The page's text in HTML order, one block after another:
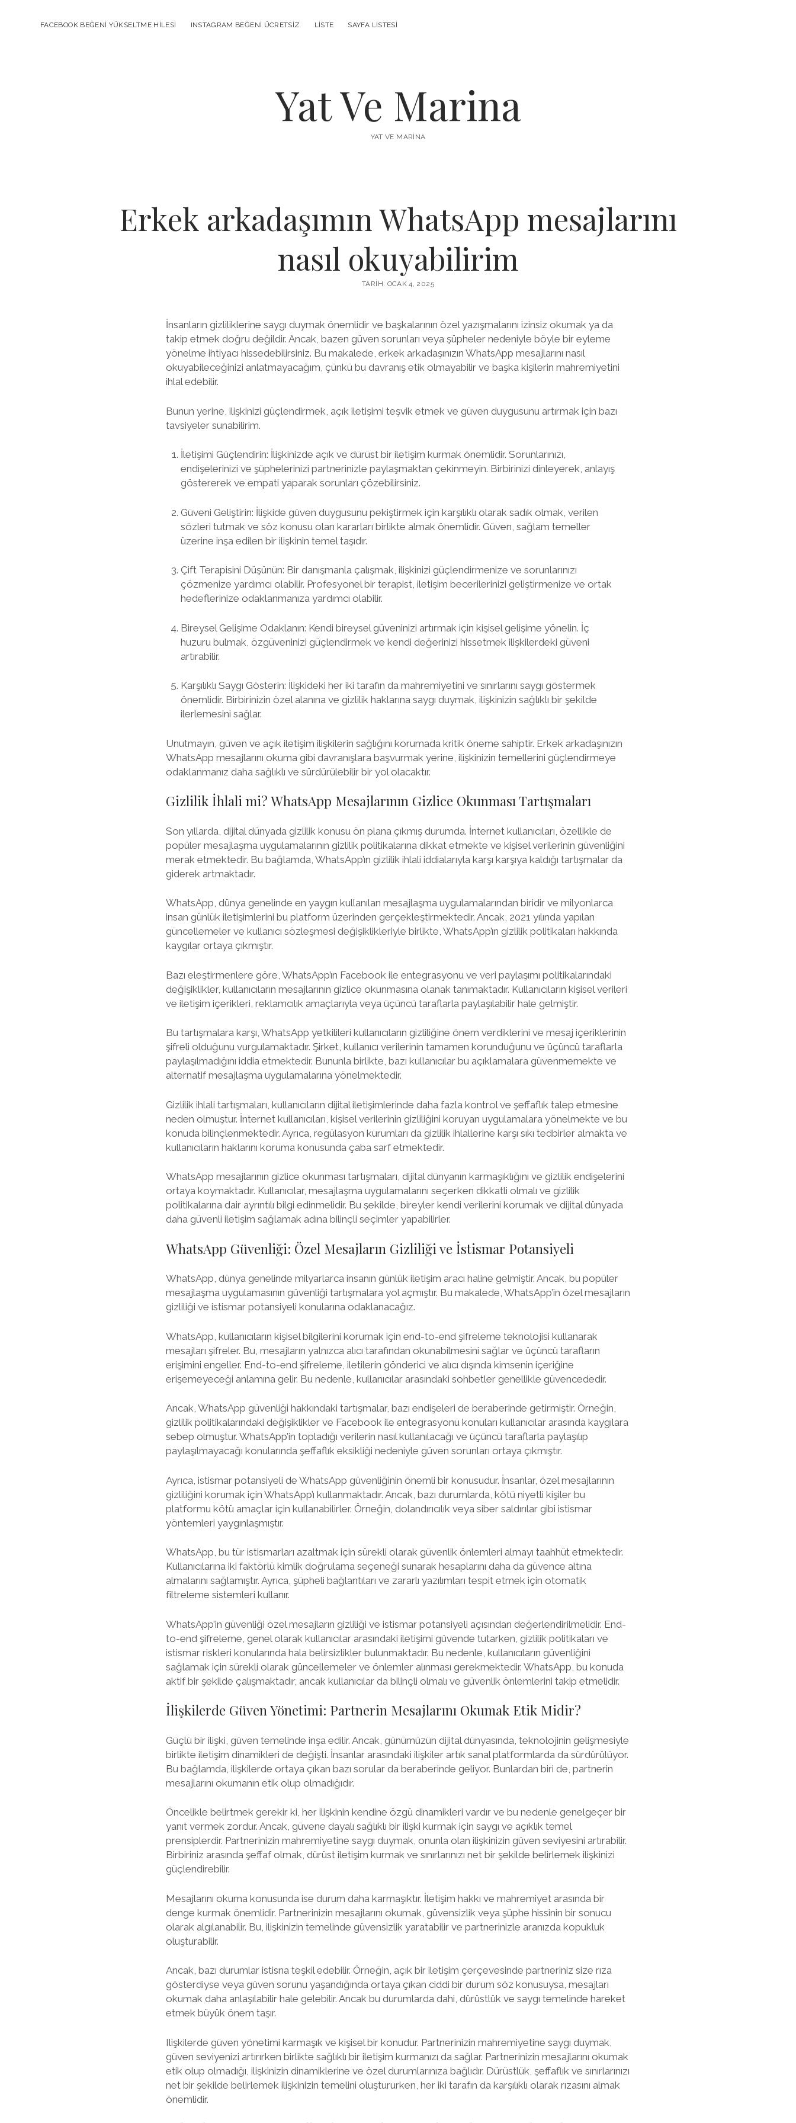
FACEBOOK BEĞENI YÜKSELTME HILESI INSTAGRAM BEĞENI ÜCRETSIZ LISTE SAYFA LISTESI
Yat Ve Marina
YAT VE MARINA
Erkek arkadaşımın WhatsApp mesajlarını
nasıl okuyabilirim
TARIH: OCAK 4, 2025
İnsanların gizliliklerine saygı duymak önemlidir ve başkalarının özel yazışmalarını izinsiz okumak ya da
takip etmek doğru değildir. Ancak, bazen güven sorunları veya şüpheler nedeniyle böyle bir eyleme
yönelme ihtiyacı hissedebilirsiniz. Bu makalede, erkek arkadaşınızın WhatsApp mesajlarını nasıl
okuyabileceğinizi anlatmayacağım, çünkü bu davranış etik olmayabilir ve başka kişilerin mahremiyetini
ihlal edebilir.
Bunun yerine, ilişkinizi güçlendirmek, açık iletişimi teşvik etmek ve güven duygusunu artırmak için bazı
tavsiyeler sunabilirim.
İletişimi Güçlendirin: İlişkinizde açık ve dürüst bir iletişim kurmak önemlidir. Sorunlarınızı,
endişelerinizi ve şüphelerinizi partnerinizle paylaşmaktan çekinmeyin. Birbirinizi dinleyerek, anlayış
göstererek ve empati yaparak sorunları çözebilirsiniz.
Güveni Geliştirin: İlişkide güven duygusunu pekiştirmek için karşılıklı olarak sadık olmak, verilen
sözleri tutmak ve söz konusu olan kararları birlikte almak önemlidir. Güven, sağlam temeller
üzerine inşa edilen bir ilişkinin temel taşıdır.
Çift Terapisini Düşünün: Bir danışmanla çalışmak, ilişkinizi güçlendirmenize ve sorunlarınızı
çözmenize yardımcı olabilir. Profesyonel bir terapist, iletişim becerilerinizi geliştirmenize ve ortak
hedeflerinize odaklanmanıza yardımcı olabilir.
Bireysel Gelişime Odaklanın: Kendi bireysel güveninizi artırmak için kişisel gelişime yönelin. İç
huzuru bulmak, özgüveninizi güçlendirmek ve kendi değerinizi hissetmek ilişkilerdeki güveni
artırabilir.
Karşılıklı Saygı Gösterin: İlişkideki her iki tarafın da mahremiyetini ve sınırlarını saygı göstermek
önemlidir. Birbirinizin özel alanına ve gizlilik haklarına saygı duymak, ilişkinizin sağlıklı bir şekilde
ilerlemesini sağlar.
Unutmayın, güven ve açık iletişim ilişkilerin sağlığını korumada kritik öneme sahiptir. Erkek arkadaşınızın
WhatsApp mesajlarını okuma gibi davranışlara başvurmak yerine, ilişkinizin temellerini güçlendirmeye
odaklanmanız daha sağlıklı ve sürdürülebilir bir yol olacaktır.
Gizlilik İhlali mi? WhatsApp Mesajlarının Gizlice Okunması Tartışmaları
Son yıllarda, dijital dünyada gizlilik konusu ön plana çıkmış durumda. İnternet kullanıcıları, özellikle de
popüler mesajlaşma uygulamalarının gizlilik politikalarına dikkat etmekte ve kişisel verilerinin güvenliğini
merak etmektedir. Bu bağlamda, WhatsApp’ın gizlilik ihlali iddialarıyla karşı karşıya kaldığı tartışmalar da
giderek artmaktadır.
WhatsApp, dünya genelinde en yaygın kullanılan mesajlaşma uygulamalarından biridir ve milyonlarca
insan günlük iletişimlerini bu platform üzerinden gerçekleştirmektedir. Ancak, 2021 yılında yapılan
güncellemeler ve kullanıcı sözleşmesi değişiklikleriyle birlikte, WhatsApp’ın gizlilik politikaları hakkında
kaygılar ortaya çıkmıştır.
Bazı eleştirmenlere göre, WhatsApp’ın Facebook ile entegrasyonu ve veri paylaşımı politikalarındaki
değişiklikler, kullanıcıların mesajlarının gizlice okunmasına olanak tanımaktadır. Kullanıcıların kişisel verileri
ve iletişim içerikleri, reklamcılık amaçlarıyla veya üçüncü taraflarla paylaşılabilir hale gelmiştir.
Bu tartışmalara karşı, WhatsApp yetkilileri kullanıcıların gizliliğine önem verdiklerini ve mesaj içeriklerinin
şifreli olduğunu vurgulamaktadır. Şirket, kullanıcı verilerinin tamamen korunduğunu ve üçüncü taraflarla
paylaşılmadığını iddia etmektedir. Bununla birlikte, bazı kullanıcılar bu açıklamalara güvenmemekte ve
alternatif mesajlaşma uygulamalarına yönelmektedir.
Gizlilik ihlali tartışmaları, kullanıcıların dijital iletişimlerinde daha fazla kontrol ve şeffaflık talep etmesine
neden olmuştur. İnternet kullanıcıları, kişisel verilerinin gizliliğini koruyan uygulamalara yönelmekte ve bu
konuda bilinçlenmektedir. Ayrıca, regülasyon kurumları da gizlilik ihlallerine karşı sıkı tedbirler almakta ve
kullanıcıların haklarını koruma konusunda çaba sarf etmektedir.
WhatsApp mesajlarının gizlice okunması tartışmaları, dijital dünyanın karmaşıklığını ve gizlilik endişelerini
ortaya koymaktadır. Kullanıcılar, mesajlaşma uygulamalarını seçerken dikkatli olmalı ve gizlilik
politikalarına dair ayrıntılı bilgi edinmelidir. Bu şekilde, bireyler kendi verilerini korumak ve dijital dünyada
daha güvenli iletişim sağlamak adına bilinçli seçimler yapabilirler.
WhatsApp Güvenliği: Özel Mesajların Gizliliği ve İstismar Potansiyeli
WhatsApp, dünya genelinde milyarlarca insanın günlük iletişim aracı haline gelmiştir. Ancak, bu popüler
mesajlaşma uygulamasının güvenliği tartışmalara yol açmıştır. Bu makalede, WhatsApp’in özel mesajların
gizliliği ve istismar potansiyeli konularına odaklanacağız.
WhatsApp, kullanıcıların kişisel bilgilerini korumak için end-to-end şifreleme teknolojisi kullanarak
mesajları şifreler. Bu, mesajların yalnızca alıcı tarafından okunabilmesini sağlar ve üçüncü tarafların
erişimini engeller. End-to-end şifreleme, iletilerin gönderici ve alıcı dışında kimsenin içeriğine
erişemeyeceği anlamına gelir. Bu nedenle, kullanıcılar arasındaki sohbetler genellikle güvencededir.
Ancak, WhatsApp güvenliği hakkındaki tartışmalar, bazı endişeleri de beraberinde getirmiştir. Örneğin,
gizlilik politikalarındaki değişiklikler ve Facebook ile entegrasyonu konuları kullanıcılar arasında kaygılara
sebep olmuştur. WhatsApp’in topladığı verilerin nasıl kullanılacağı ve üçüncü taraflarla paylaşılıp
paylaşılmayacağı konularında şeffaflık eksikliği nedeniyle güven sorunları ortaya çıkmıştır.
Ayrıca, istismar potansiyeli de WhatsApp güvenliğinin önemli bir konusudur. İnsanlar, özel mesajlarının
gizliliğini korumak için WhatsApp’ı kullanmaktadır. Ancak, bazı durumlarda, kötü niyetli kişiler bu
platformu kötü amaçlar için kullanabilirler. Örneğin, dolandırıcılık veya siber saldırılar gibi istismar
yöntemleri yaygınlaşmıştır.
WhatsApp, bu tür istismarları azaltmak için sürekli olarak güvenlik önlemleri almayı taahhüt etmektedir.
Kullanıcılarına iki faktörlü kimlik doğrulama seçeneği sunarak hesaplarını daha da güvence altına
almalarını sağlamıştır. Ayrıca, şüpheli bağlantıları ve zararlı yazılımları tespit etmek için otomatik
filtreleme sistemleri kullanır.
WhatsApp’in güvenliği özel mesajların gizliliği ve istismar potansiyeli açısından değerlendirilmelidir. End-
to-end şifreleme, genel olarak kullanıcılar arasındaki iletişimi güvende tutarken, gizlilik politikaları ve
istismar riskleri konularında hala belirsizlikler bulunmaktadır. Bu nedenle, kullanıcıların güvenliğini
sağlamak için sürekli olarak güncellemeler ve önlemler alınması gerekmektedir. WhatsApp, bu konuda
aktif bir şekilde çalışmaktadır, ancak kullanıcılar da bilinçli olmalı ve güvenlik önlemlerini takip etmelidir.
İlişkilerde Güven Yönetimi: Partnerin Mesajlarını Okumak Etik Midir?
Güçlü bir ilişki, güven temelinde inşa edilir. Ancak, günümüzün dijital dünyasında, teknolojinin gelişmesiyle
birlikte iletişim dinamikleri de değişti. İnsanlar arasındaki ilişkiler artık sanal platformlarda da sürdürülüyor.
Bu bağlamda, ilişkilerde ortaya çıkan bazı sorular da beraberinde geliyor. Bunlardan biri de, partnerin
mesajlarını okumanın etik olup olmadığıdır.
Öncelikle belirtmek gerekir ki, her ilişkinin kendine özgü dinamikleri vardır ve bu nedenle genelgeçer bir
yanıt vermek zordur. Ancak, güvene dayalı sağlıklı bir ilişki kurmak için saygı ve açıklık temel
prensiplerdir. Partnerinizin mahremiyetine saygı duymak, onunla olan ilişkinizin güven seviyesini artırabilir.
Birbiriniz arasında şeffaf olmak, dürüst iletişim kurmak ve sınırlarınızı net bir şekilde belirlemek ilişkinizi
güçlendirebilir.
Mesajlarını okuma konusunda ise durum daha karmaşıktır. İletişim hakkı ve mahremiyet arasında bir
denge kurmak önemlidir. Partnerinizin mesajlarını okumak, güvensizlik veya şüphe hissinin bir sonucu
olarak algılanabilir. Bu, ilişkinizin temelinde güvensizlik yaratabilir ve partnerinizle aranızda kopukluk
oluşturabilir.
Ancak, bazı durumlar istisna teşkil edebilir. Örneğin, açık bir iletişim çerçevesinde partneriniz size rıza
gösterdiyse veya güven sorunu yaşandığında ortaya çıkan ciddi bir durum söz konusuysa, mesajları
okumak daha anlaşılabilir hale gelebilir. Ancak bu durumlarda dahi, dürüstlük ve saygı temelinde hareket
etmek büyük önem taşır.
Ilişkilerde güven yönetimi karmaşık ve kişisel bir konudur. Partnerinizin mahremiyetine saygı duymak,
güven seviyenizi artırırken birlikte sağlıklı bir iletişim kurmanızı da sağlar. Partnerinizin mesajlarını okumak
etik olup olmadığı, ilişkinizin dinamiklerine ve özel durumlarınıza bağlıdır. Dürüstlük, şeffaflık ve sınırlarınızı
net bir şekilde belirlemek ilişkinizin temelini oluştururken, her iki tarafın da karşılıklı olarak rızasını almak
önemlidir.